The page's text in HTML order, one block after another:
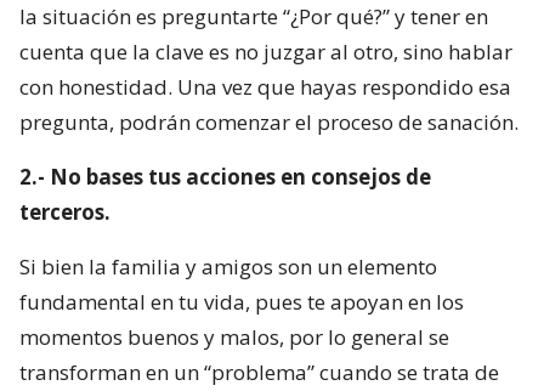
la situación es preguntarte “¿Por qué?” y tener en
cuenta que la clave es no juzgar al otro, sino hablar
con honestidad. Una vez que hayas respondido esa
pregunta, podrán comenzar el proceso de sanación.
2.- No bases tus acciones en consejos de
terceros.
Si bien la familia y amigos son un elemento
fundamental en tu vida, pues te apoyan en los
momentos buenos y malos, por lo general se
transforman en un “problema” cuando se trata de